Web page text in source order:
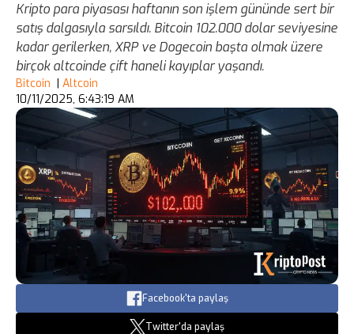
Kripto para piyasası haftanın son işlem gününde sert bir
satış dalgasıyla sarsıldı. Bitcoin 102.000 dolar seviyesine
kadar gerilerken, XRP ve Dogecoin başta olmak üzere
birçok altcoinde çift haneli kayıplar yaşandı.
Bitcoin | Altcoin
10/11/2025, 6:43:19 AM
Facebook'ta paylaş
Twitter'da paylaş